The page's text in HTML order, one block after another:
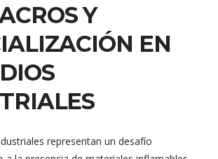
Y
EN
representan un desafío